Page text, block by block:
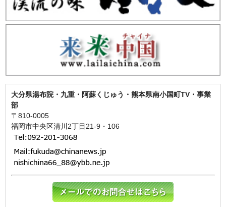
大分県湯布院・九重・阿蘇くじゅう・熊本県南小国町TV・事業
部
〒810-0005
福岡市中央区清川2丁目21-9・106